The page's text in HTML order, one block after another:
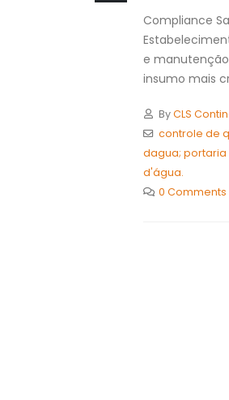
Compliance
e
insumo mais
ByCLS
controle de
dagua; portaria
d'água.
0 Comments